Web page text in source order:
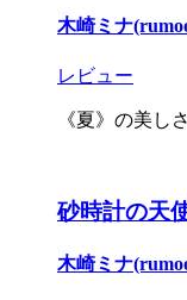
木崎ミナ
レビュー
《夏》の美し
砂時計の天
木崎ミナ